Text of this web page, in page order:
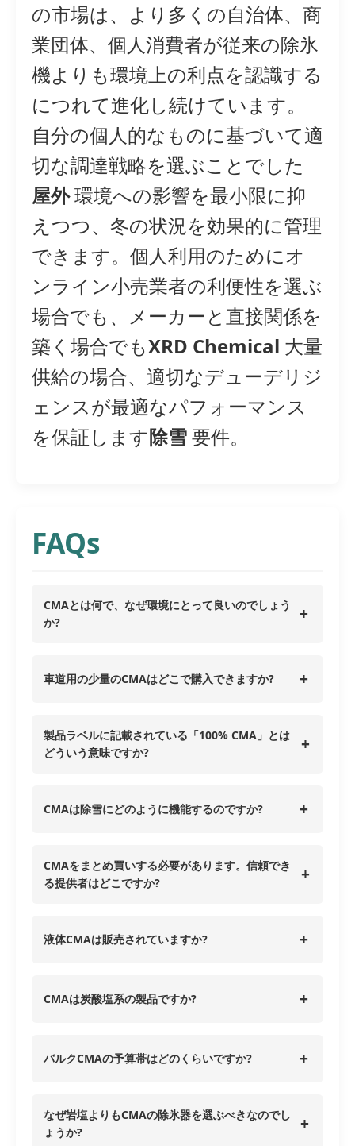
の市場は、より多くの自治体、商
業団体、個人消費者が従来の除氷
機よりも環境上の利点を認識する
につれて進化し続けています。
自分の個人的なものに基づいて適
切な調達戦略を選ぶことでした
屋外環境への影響を最小限に抑
えつつ、冬の状況を効果的に管理
できます。個人利用のためにオ
ンライン小売業者の利便性を選ぶ
場合でも、メーカーと直接関係を
築く場合でもXRD Chemical 大量
供給の場合、適切なデューデリジ
ェンスが最適なパフォーマンス
を保証します除雪要件。
FAQs
CMAとは何で、なぜ環境にとって良いのでしょう
か?
+
車道用の少量のCMAはどこで購入できますか? +
製品ラベルに記載されている「100% CMA」とは
どういう意味ですか?
+
CMAは除雪にどのように機能するのですか? +
CMAをまとめ買いする必要があります。信頼でき
る提供者はどこですか?
+
液体CMAは販売されていますか? +
CMAは炭酸塩系の製品ですか? +
バルクCMAの予算帯はどのくらいですか? +
なぜ岩塩よりもCMAの除氷器を選ぶべきなのでし
ょうか?
+